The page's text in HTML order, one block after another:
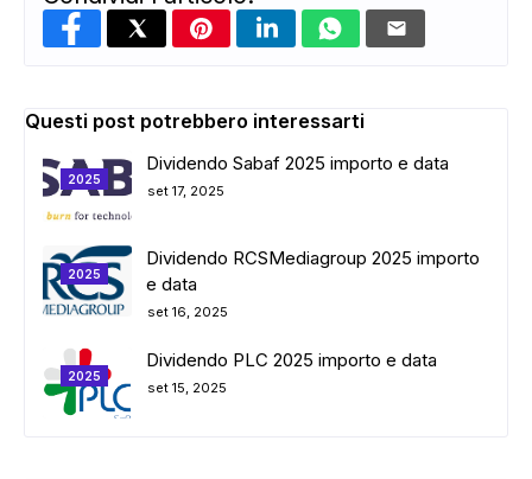
Questi post potrebbero interessarti
2025
Dividendo Sabaf 2025 importo e data
set 17, 2025
2025
Dividendo RCSMediagroup 2025 importo
e data
set 16, 2025
2025
Dividendo PLC 2025 importo e data
set 15, 2025